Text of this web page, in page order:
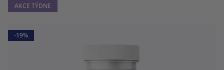
AKCE TÝDNE
-19%